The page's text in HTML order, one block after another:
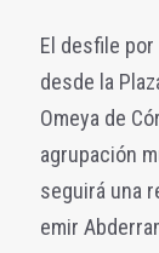
El desfile
desde la
Omeya de
agrupación
seguirá una
emir